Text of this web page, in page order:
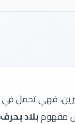
فهي تحمل في
مفهومبلاد بحرف